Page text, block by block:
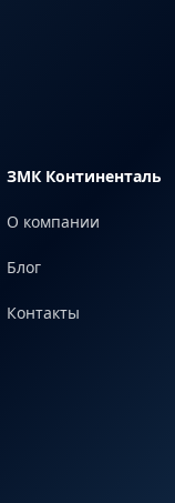
ЗМК Континенталь
О компании
Блог
Контакты